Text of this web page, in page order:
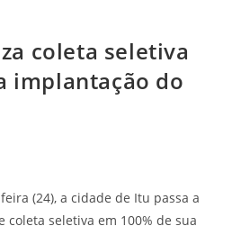
coleta seletiva
implantação do
(24), a cidade de Itu passa a
coleta seletiva em 100% de sua